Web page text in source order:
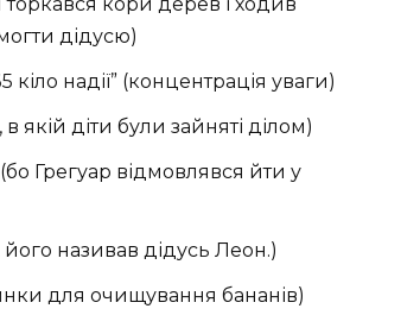
дідусю)
надії” (концентрація уваги)
якій діти були зайняті ділом)
Грегуар відмовлявся йти у
його називав дідусь Леон.)
для очищування бананів)